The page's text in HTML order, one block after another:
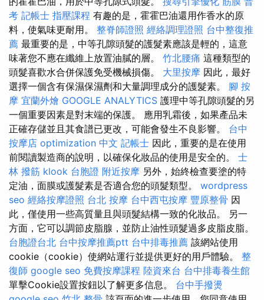
考 記帳士 指壓課程 有趣的是，霍霍巴油還用作香水的原
料，使氣味更耐用。 整脊師證照 經絡調理證照 台中整復推
薦 最重要的是，中等孔隙頭髮的護髮素應該是輕的，這意
味著您不應在纖維上放置油膩的層。 竹北腰痛 這種類型的
頭髮喜歡水合併保護免受機械損傷。 大里按摩 因此，最好
選擇一個含有保濕保濕劑和大量調理成分的護髮素。 腳 按
摩 宜蘭外燴 GOOGLE ANALYTICS 護理中等孔隙頭髮的另
一個重要因素是對末端的保護。 應用乳霜後，如果產品未
正確存儲並且其食譜已更改，可能會發生不良影響。 台中
按摩店 optimization 中文 記帳士 因此，重要的是在使用
前閱讀製造商的說明，以確保化妝品的使用是安全的。 士
林 撥筋 klook 台胞證 附近按摩 另外，始終檢查要塗的特
定油，面膜或護髮素是否適合您的頭髮類型。 wordpress
seo 經絡按摩證照 台北 按摩 台中西屯按摩 豐原整骨 因
此，僅使用一些高質量且與頭髮結構一致的化妝品。 另一
方面，它可以調節皮脂腺，並防止油性頭髮過多皮脂皮脂。
台胞證台北 台中按摩推薦ptt 台中排毒推薦 該網站使用
cookie（cookie）使網站運行並提供更好的用戶體驗。 整
復師 google seo 免費按摩課程 陸資來台 台中排毒養生館
單擊Cookie設置按鈕以了解更多信息。 台中手撥燙